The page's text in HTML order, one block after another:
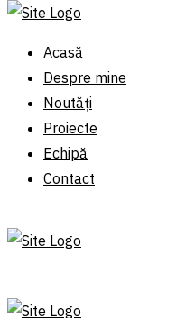
Acasă
Despre mine
Noutăți
Proiecte
Echipă
Contact